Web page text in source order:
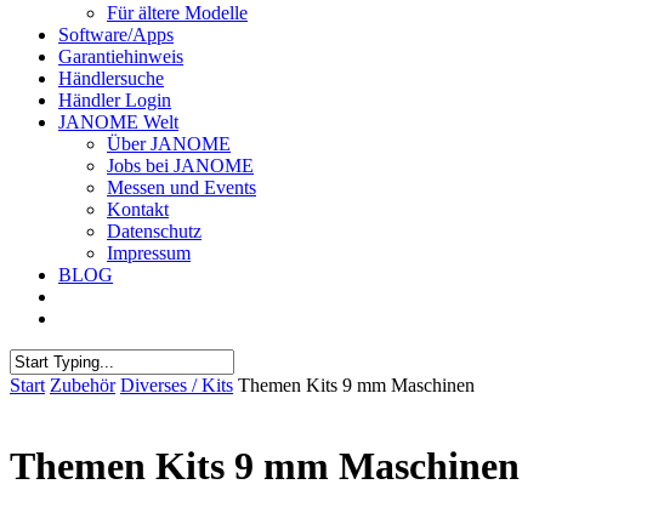
Für ältere Modelle
Software/Apps
Garantiehinweis
Händlersuche
Händler Login
JANOME Welt
Über JANOME
Jobs bei JANOME
Messen und Events
Kontakt
Datenschutz
Impressum
BLOG
Start Zubehör Diverses / Kits Themen Kits 9 mm Maschinen
Themen Kits 9 mm Maschinen